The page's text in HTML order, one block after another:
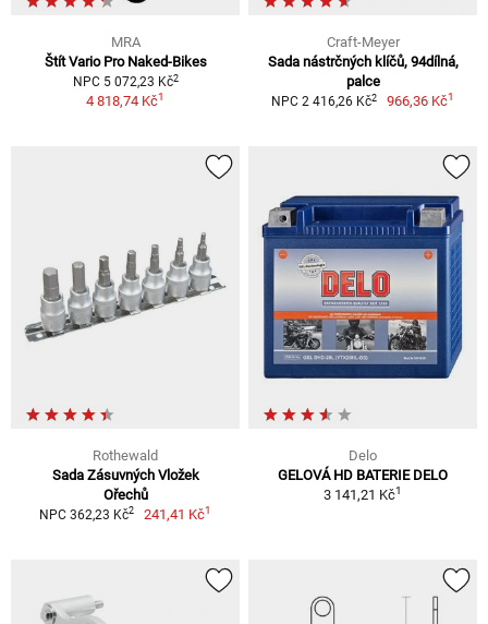
MRA
Štít Vario Pro Naked-Bikes
NPC 5 072,23 Kč2
4 818,74 Kč1
Craft-Meyer
Sada nástrčných klíčů, 94dílná,
palce
NPC 2 416,26 Kč2 966,36 Kč1
Rothewald
Sada Zásuvných Vložek
Ořechů
NPC 362,23 Kč2 241,41 Kč1
Delo
GELOVÁ HD BATERIE DELO
3 141,21 Kč1